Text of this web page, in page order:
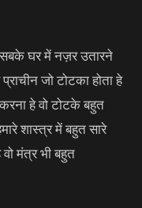
सबके घर में नज़र उतारने
जो टोटका होता हे
हे वो टोटके बहुत
शास्त्र में बहुत सारे
मंत्र भी बहुत